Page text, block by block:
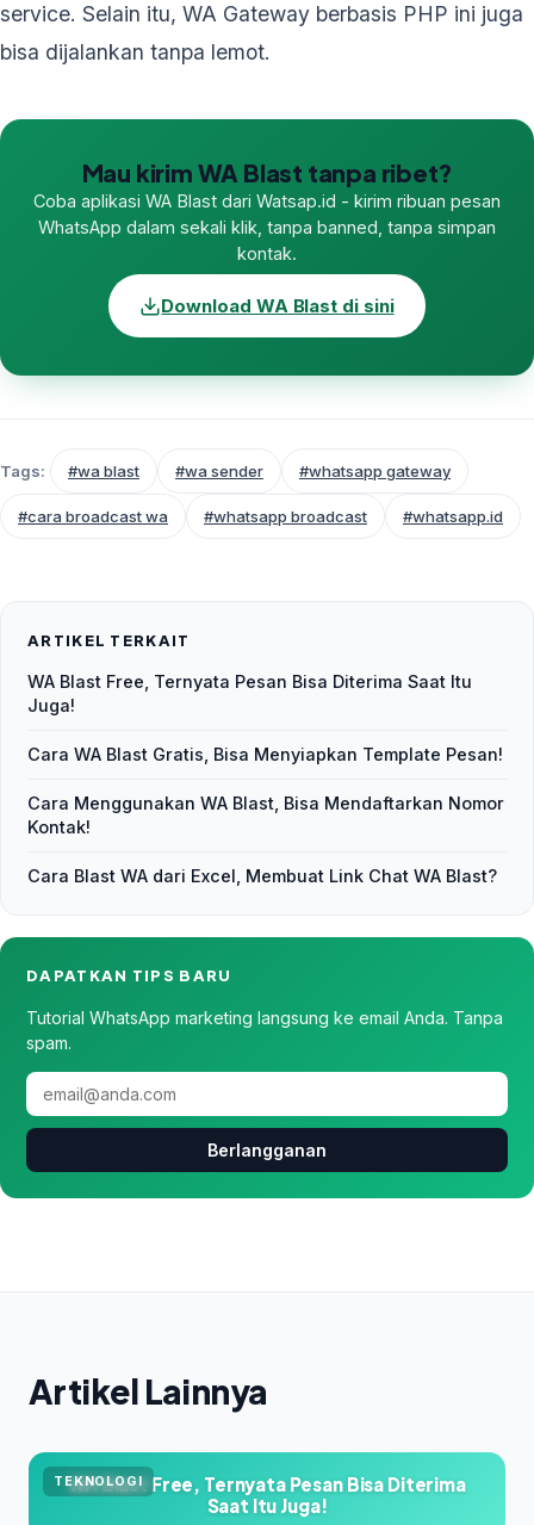
service. Selain itu, WA Gateway berbasis PHP ini juga
bisa dijalankan tanpa lemot.
Mau kirim WA Blast tanpa ribet?
Coba aplikasi WA Blast dari Watsap.id - kirim ribuan pesan
WhatsApp dalam sekali klik, tanpa banned, tanpa simpan
kontak.
Download WA Blast di sini
Tags: #wa blast #wa sender #whatsapp gateway
#cara broadcast wa #whatsapp broadcast #whatsapp.id
ARTIKEL TERKAIT
WA Blast Free, Ternyata Pesan Bisa Diterima Saat Itu
Juga!
Cara WA Blast Gratis, Bisa Menyiapkan Template Pesan!
Cara Menggunakan WA Blast, Bisa Mendaftarkan Nomor
Kontak!
Cara Blast WA dari Excel, Membuat Link Chat WA Blast?
DAPATKAN TIPS BARU
Tutorial WhatsApp marketing langsung ke email Anda. Tanpa
spam.
Berlangganan
Artikel Lainnya
TEKNOLOGI
WA Blast Free, Ternyata Pesan Bisa Diterima
Saat Itu Juga!